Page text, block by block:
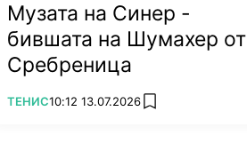
Музата на Синер -
бившата на Шумахер от
Сребреница
ПОВЕЧЕ ОТ
ТЕНИС10:12 13.07.2026 add favorites